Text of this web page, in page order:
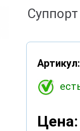
Артикул:
Цена: